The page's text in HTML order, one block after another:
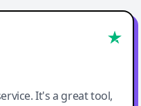
It's a great tool,